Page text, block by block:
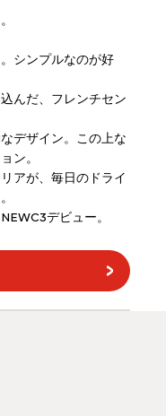
シンプルなのが好
んだ、フレンチセン
デザイン。この上な
ン。
アが、毎日のドライ
デビュー。